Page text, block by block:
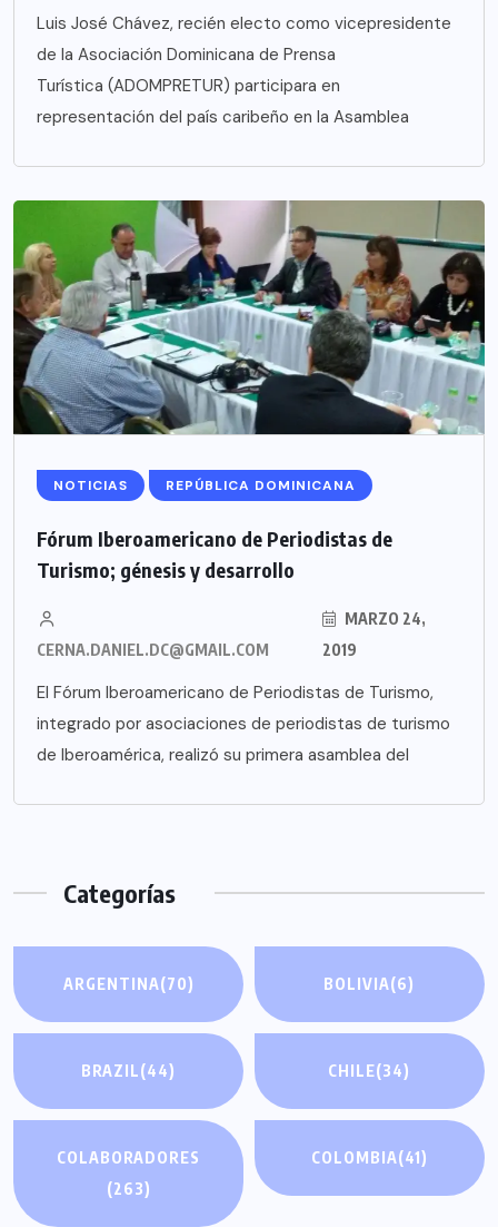
Luis José Chávez, recién electo como vicepresidente
de la Asociación Dominicana de Prensa
Turística (ADOMPRETUR) participara en
representación del país caribeño en la Asamblea
NOTICIAS REPÚBLICA DOMINICANA
Fórum Iberoamericano de Periodistas de
Turismo; génesis y desarrollo
CERNA.DANIEL.DC@GMAIL.COM
MARZO 24,
2019
El Fórum Iberoamericano de Periodistas de Turismo,
integrado por asociaciones de periodistas de turismo
de Iberoamérica, realizó su primera asamblea del
Categorías
ARGENTINA(70) BOLIVIA(6)
BRAZIL(44) CHILE(34)
COLABORADORES
(263)
COLOMBIA(41)